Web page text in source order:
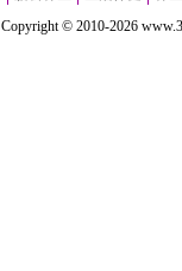
©2010-2026